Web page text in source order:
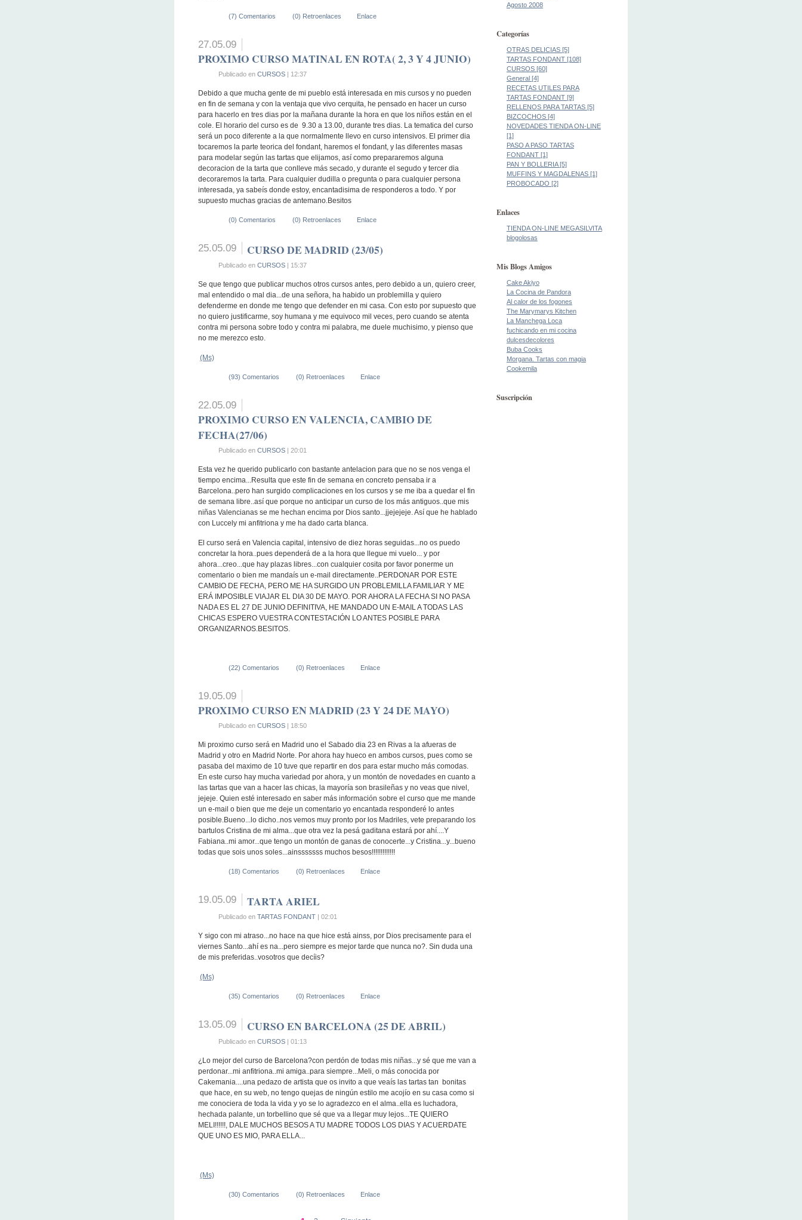
(7) Comentarios (0) Retroenlaces Enlace
27.05.09
PROXIMO CURSO MATINAL EN ROTA( 2, 3 Y 4 JUNIO)
Publicado en CURSOS| 12:37
Debido a que mucha gente de mi pueblo está interesada en mis cursos y no pueden
en fin de semana y con la ventaja que vivo cerquita, he pensado en hacer un curso
para hacerlo en tres dias por la mañana durante la hora en que los niños están en el
cole. El horario del curso es de 9.30 a 13.00, durante tres dias. La tematica del curso
será un poco diferente a la que normalmente llevo en curso intensivos. El primer dia
tocaremos la parte teorica del fondant, haremos el fondant, y las diferentes masas
para modelar según las tartas que elijamos, así como prepararemos alguna
decoracion de la tarta que conlleve más secado, y durante el segudo y tercer dia
decoraremos la tarta. Para cualquier dudilla o pregunta o para cualquier persona
interesada, ya sabeís donde estoy, encantadisima de responderos a todo. Y por
supuesto muchas gracias de antemano.Besitos
(0) Comentarios (0) Retroenlaces Enlace
25.05.09 CURSO DE MADRID (23/05)
Publicado en CURSOS| 15:37
Se que tengo que publicar muchos otros cursos antes, pero debido a un, quiero creer,
mal entendido o mal dia...de una señora, ha habido un problemilla y quiero
defenderme en donde me tengo que defender en mi casa. Con esto por supuesto que
no quiero justificarme, soy humana y me equivoco mil veces, pero cuando se atenta
contra mi persona sobre todo y contra mi palabra, me duele muchisimo, y pienso que
no me merezco esto.
(Ms)
(93) Comentarios (0) Retroenlaces Enlace
22.05.09
PROXIMO CURSO EN VALENCIA, CAMBIO DE
FECHA(27/06)
Publicado en CURSOS| 20:01
Esta vez he querido publicarlo con bastante antelacion para que no se nos venga el
tiempo encima...Resulta que este fin de semana en concreto pensaba ir a
Barcelona..pero han surgido complicaciones en los cursos y se me iba a quedar el fin
de semana libre..así que porque no anticipar un curso de los más antiguos..que mis
niñas Valencianas se me hechan encima por Dios santo...jjejejeje. Así que he hablado
con Luccely mi anfitriona y me ha dado carta blanca.
El curso será en Valencia capital, intensivo de diez horas seguidas...no os puedo
concretar la hora..pues dependerá de a la hora que llegue mi vuelo... y por
ahora...creo...que hay plazas libres...con cualquier cosita por favor ponerme un
comentario o bien me mandaís un e-mail directamente..PERDONAR POR ESTE
CAMBIO DE FECHA, PERO ME HA SURGIDO UN PROBLEMILLA FAMILIAR Y ME
ERÁ IMPOSIBLE VIAJAR EL DIA 30 DE MAYO. POR AHORA LA FECHA SI NO PASA
NADA ES EL 27 DE JUNIO DEFINITIVA, HE MANDADO UN E-MAIL A TODAS LAS
CHICAS ESPERO VUESTRA CONTESTACIÓN LO ANTES POSIBLE PARA
ORGANIZARNOS.BESITOS.
(22) Comentarios (0) Retroenlaces Enlace
19.05.09
PROXIMO CURSO EN MADRID (23 Y 24 DE MAYO)
Publicado en CURSOS| 18:50
Mi proximo curso será en Madrid uno el Sabado dia 23 en Rivas a la afueras de
Madrid y otro en Madrid Norte. Por ahora hay hueco en ambos cursos, pues como se
pasaba del maximo de 10 tuve que repartir en dos para estar mucho más comodas.
En este curso hay mucha variedad por ahora, y un montón de novedades en cuanto a
las tartas que van a hacer las chicas, la mayoría son brasileñas y no veas que nivel,
jejeje. Quien esté interesado en saber más información sobre el curso que me mande
un e-mail o bien que me deje un comentario yo encantada responderé lo antes
posible.Bueno...lo dicho..nos vemos muy pronto por los Madriles, vete preparando los
bartulos Cristina de mi alma...que otra vez la pesá gaditana estará por ahí....Y
Fabiana..mi amor...que tengo un montón de ganas de conocerte...y Cristina...y...bueno
todas que sois unos soles...ainsssssss muchos besos!!!!!!!!!!!!!
(18) Comentarios (0) Retroenlaces Enlace
19.05.09 TARTA ARIEL
Publicado en TARTAS FONDANT| 02:01
Y sigo con mi atraso...no hace na que hice está ainss, por Dios precisamente para el
viernes Santo...ahí es na...pero siempre es mejor tarde que nunca no?. Sin duda una
de mis preferidas..vosotros que decíis?
(Ms)
(35) Comentarios (0) Retroenlaces Enlace
13.05.09 CURSO EN BARCELONA (25 DE ABRIL)
Publicado en CURSOS| 01:13
¿Lo mejor del curso de Barcelona?con perdón de todas mis niñas...y sé que me van a
perdonar...mi anfitriona..mi amiga..para siempre...Meli, o más conocida por
Cakemania....una pedazo de artista que os invito a que veaís las tartas tan bonitas
que hace, en su web, no tengo quejas de ningún estilo me acojío en su casa como si
me conociera de toda la vida y yo se lo agradezco en el alma..ella es luchadora,
hechada palante, un torbellino que sé que va a llegar muy lejos...TE QUIERO
MELI!!!!!!, DALE MUCHOS BESOS A TU MADRE TODOS LOS DIAS Y ACUERDATE
QUE UNO ES MIO, PARA ELLA...
(Ms)
(30) Comentarios (0) Retroenlaces Enlace
Agosto 2008
Categorías
OTRAS DELICIAS [5]
TARTAS FONDANT [108]
CURSOS [60]
General [4]
RECETAS UTILES PARA
TARTAS FONDANT [9]
RELLENOS PARA TARTAS [5]
BIZCOCHOS [4]
NOVEDADES TIENDA ON-LINE
[1]
PASO A PASO TARTAS
FONDANT [1]
PAN Y BOLLERIA [5]
MUFFINS Y MAGDALENAS [1]
PROBOCADO [2]
Enlaces
TIENDA ON-LINE MEGASILVITA
blogolosas
Mis Blogs Amigos
Cake Akiyo
La Cocina de Pandora
Al calor de los fogones
The Marymarys Kitchen
La Manchega Loca
fuchicando en mi cocina
dulcesdecolores
Buba Cooks
Morgana. Tartas con magia
Cookemila
Suscripción